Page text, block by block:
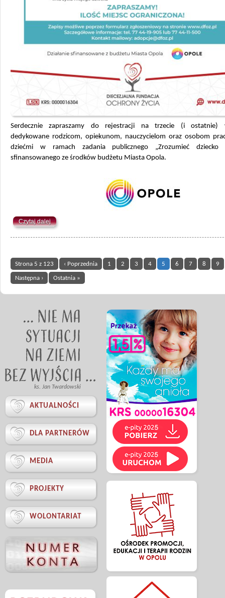
Serdecznie zapraszamy do rejestracji na trzecie (i ostatnie)
dedykowane rodzicom, opiekunom, nauczycielom oraz osobom
dziećmi w ramach zadania publicznego „Zrozumieć dziecko
sfinansowanego ze środków budżetu Miasta Opola.
Czytaj dalej
Strona 5 z 123 ‹ Poprzednia 1 2 3 4 5 6 7 8 9
Następna › Ostatnia »
ks. Jan Twardowski
 AKTUALNOŚCI
 DLA PARTNERÓW
 MEDIA
 PROJEKTY
 WOLONTARIAT